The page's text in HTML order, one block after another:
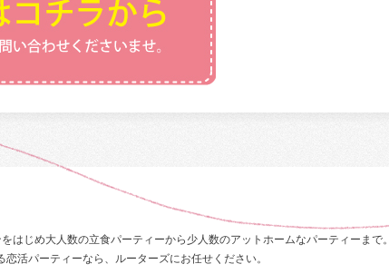
はじめ大人数の立食パーティーから少人数のアットホームなパーティーまで。
活パーティーなら、ルーターズにお任せください。